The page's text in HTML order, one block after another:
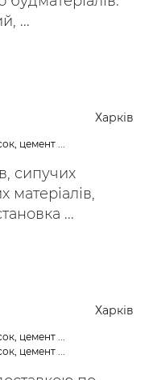
...
Харків
цемент ...
сипучих
матеріалів,
...
Харків
цемент ...
цемент ...